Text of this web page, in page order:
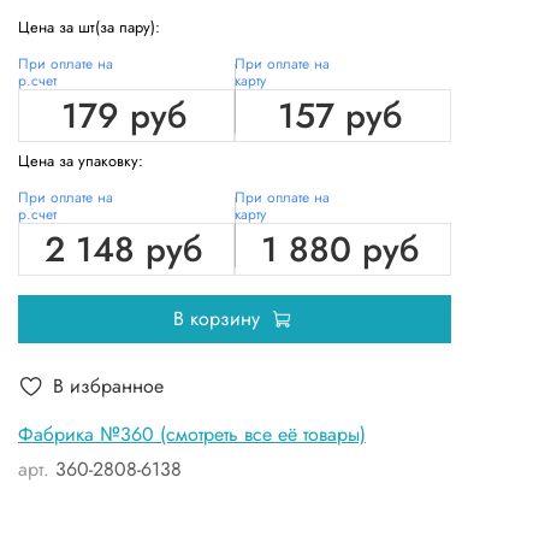
Фабрика №360 (смотреть все её товары)
арт. 360-2808-6138
Цена за шт(за пару):
При оплате на
р.счет
179 руб
При оплате на
карту
157 руб
Цена за упаковку:
При оплате на
р.счет
2 148 руб
При оплате на
карту
1 880 руб
В корзину
В избранное